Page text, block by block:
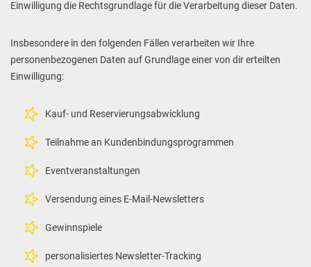
Einwilligung die Rechtsgrundlage für die Verarbeitung dieser Daten.
Insbesondere in den folgenden Fällen verarbeiten wir Ihre
personenbezogenen Daten auf Grundlage einer von dir erteilten
Einwilligung:
Kauf- und Reservierungsabwicklung
Teilnahme an Kundenbindungsprogrammen
Eventveranstaltungen
Versendung eines E-Mail-Newsletters
Gewinnspiele
personalisiertes Newsletter-Tracking